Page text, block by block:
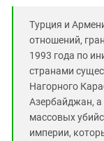
Турция и
отношений,
1993 года по
странами
Нагорного
Азербайджан, а
массовых
империи,